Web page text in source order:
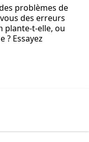
problèmes de
des erreurs
plante-t-elle, ou
? Essayez